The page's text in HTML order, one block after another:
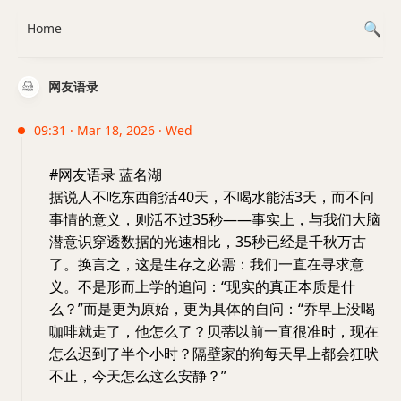
网友语录
09:31 · Mar 18, 2026 · Wed
#网友语录 蓝名湖
据说人不吃东西能活40天，不喝水能活3天，而不问
事情的意义，则活不过35秒——事实上，与我们大脑
潜意识穿透数据的光速相比，35秒已经是千秋万古
了。换言之，这是生存之必需：我们一直在寻求意
义。不是形而上学的追问：“现实的真正本质是什
么？”而是更为原始，更为具体的自问：“乔早上没喝
咖啡就走了，他怎么了？贝蒂以前一直很准时，现在
怎么迟到了半个小时？隔壁家的狗每天早上都会狂吠
不止，今天怎么这么安静？”
Home